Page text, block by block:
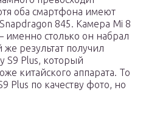
оба смартфона имеют
845. Камера Mi 8
именно столько он набрал
результат получил
S9 Plus, который
китайского аппарата. То
Plus по качеству фото, но